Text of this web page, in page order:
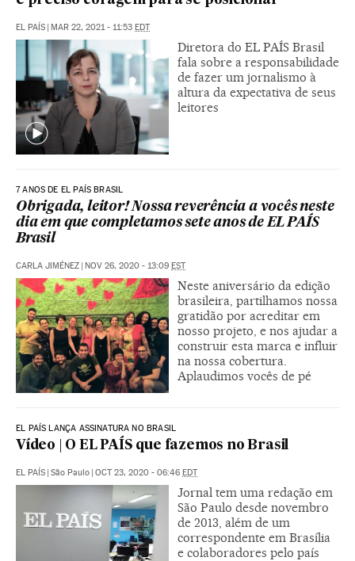
EL PAÍS | MAR 22, 2021 - 11:53 EDT
Diretora do EL PAÍS Brasil
fala sobre a responsabilidade
de fazer um jornalismo à
altura da expectativa de seus
leitores
7 ANOS DE EL PAÍS BRASIL
Obrigada, leitor! Nossa reverência a vocês neste
dia em que completamos sete anos de EL PAÍS
Brasil
CARLA JIMÉNEZ | NOV 26, 2020 - 13:09 EST
Neste aniversário da edição
brasileira, partilhamos nossa
gratidão por acreditar em
nosso projeto, e nos ajudar a
construir esta marca e influir
na nossa cobertura.
Aplaudimos vocês de pé
EL PAÍS LANÇA ASSINATURA NO BRASIL
Vídeo | O EL PAÍS que fazemos no Brasil
EL PAÍS | São Paulo | OCT 23, 2020 - 06:46 EDT
Jornal tem uma redação em
São Paulo desde novembro
de 2013, além de um
correspondente em Brasília
e colaboradores pelo país